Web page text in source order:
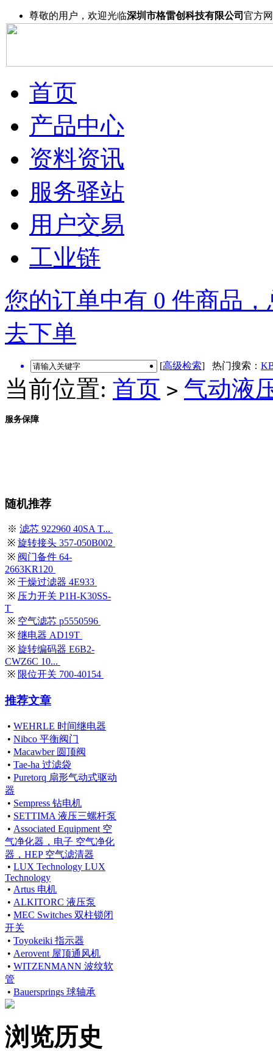
尊敬的用户，欢迎光临深圳市格雷创科技有限公司 官方
首页
产品中心
资料资讯
服务驿站
用户交易
工业链
您的订单中有 0 件商品
去下单
[高级检索] 热门搜索：
当前位置: 首页 > 气动液
服务保障
随机推荐
※ 滤芯 922960 40SA T...
※ 旋转接头 357-050B002
※ 阀门备件 64-
2663KR120
※ 干燥过滤器 4E933
※ 压力开关 P1H-K30SS-
T
※ 空气滤芯 p5550596
※ 继电器 AD19T
※ 旋转编码器 E6B2-
CWZ6C 10...
※ 限位开关 700-40154
推荐文章
• WEHRLE 时间继电器
• Nibco 平衡阀门
• Macawber 圆顶阀
• Tae-ha 过滤袋
• Puretorq 扇形气动式驱动
器
• Sempress 钻电机
• SETTIMA 液压三螺杆泵
• Associated Equipment 空
气净化器，电子 空气净化
器，HEP 空气滤清器
• LUX Technology LUX
Technology
• Artus 电机
• ALKITORC 液压泵
• MEC Switches 双柱锁闭
开关
• Toyokeiki 指示器
• Aerovent 屋顶通风机
• WITZENMANN 波纹软
管
• Bauersprings 球轴承
浏览历史